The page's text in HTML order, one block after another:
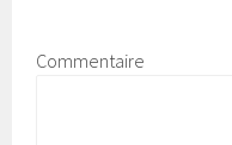
Commentaire